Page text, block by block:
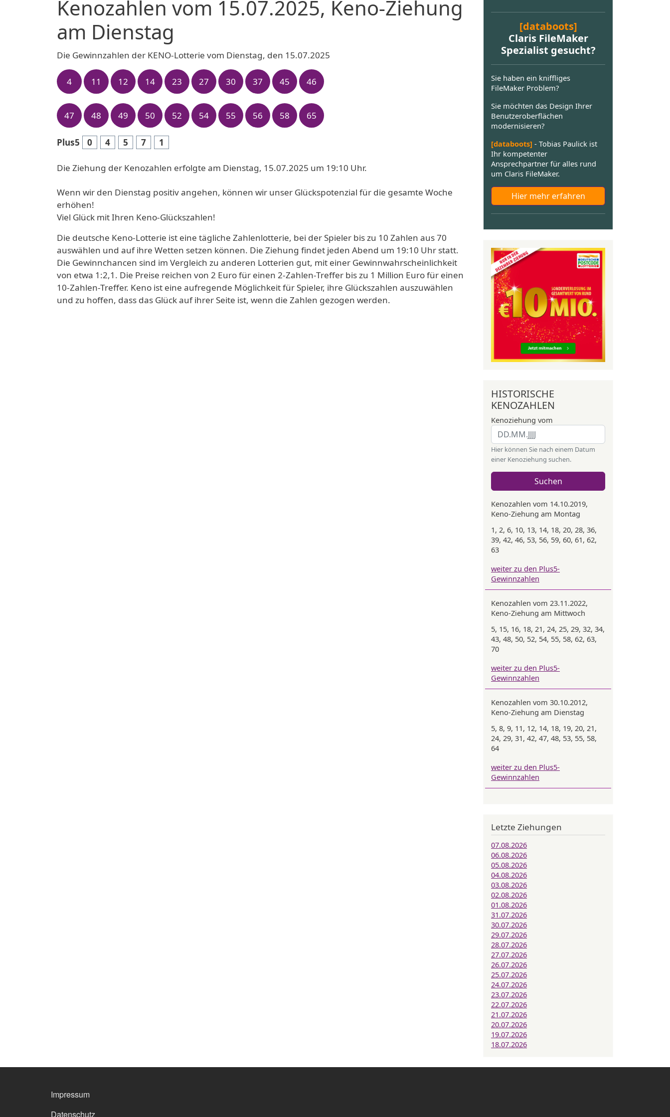
Kenozahlen vom 15.07.2025, Keno-Ziehung
am Dienstag
Die Gewinnzahlen der KENO-Lotterie vom Dienstag, den 15.07.2025
4 11 12 14 23 27 30 37 45 46
47 48 49 50 52 54 55 56 58 65
Plus5 0 4 5 7 1
Die Ziehung der Kenozahlen erfolgte am Dienstag, 15.07.2025 um 19:10 Uhr.
Wenn wir den Dienstag positiv angehen, können wir unser Glückspotenzial für die gesamte Woche
erhöhen!
Viel Glück mit Ihren Keno-Glückszahlen!
Die deutsche Keno-Lotterie ist eine tägliche Zahlenlotterie, bei der Spieler bis zu 10 Zahlen aus 70
auswählen und auf ihre Wetten setzen können. Die Ziehung findet jeden Abend um 19:10 Uhr statt.
Die Gewinnchancen sind im Vergleich zu anderen Lotterien gut, mit einer Gewinnwahrscheinlichkeit
von etwa 1:2,1. Die Preise reichen von 2 Euro für einen 2-Zahlen-Treffer bis zu 1 Million Euro für einen
10-Zahlen-Treffer. Keno ist eine aufregende Möglichkeit für Spieler, ihre Glückszahlen auszuwählen
und zu hoffen, dass das Glück auf ihrer Seite ist, wenn die Zahlen gezogen werden.
[databoots]
Claris FileMaker
Spezialist gesucht?
Sie haben ein kniffliges
FileMaker Problem?
Sie möchten das Design Ihrer
Benutzeroberflächen
modernisieren?
[databoots] - Tobias Paulick ist
Ihr kompetenter
Ansprechpartner für alles rund
um Claris FileMaker.
Hier mehr erfahren
HISTORISCHE
KENOZAHLEN
Kenoziehung vom
Hier können Sie nach einem Datum
einer Kenoziehung suchen.
Suchen
Kenozahlen vom 14.10.2019,
Keno-Ziehung am Montag
1, 2, 6, 10, 13, 14, 18, 20, 28, 36,
39, 42, 46, 53, 56, 59, 60, 61, 62,
63
weiter zu den Plus5-
Gewinnzahlen
Kenozahlen vom 23.11.2022,
Keno-Ziehung am Mittwoch
5, 15, 16, 18, 21, 24, 25, 29, 32, 34,
43, 48, 50, 52, 54, 55, 58, 62, 63,
70
weiter zu den Plus5-
Gewinnzahlen
Kenozahlen vom 30.10.2012,
Keno-Ziehung am Dienstag
5, 8, 9, 11, 12, 14, 18, 19, 20, 21,
24, 29, 31, 42, 47, 48, 53, 55, 58,
64
weiter zu den Plus5-
Gewinnzahlen
Letzte Ziehungen
07.08.2026
06.08.2026
05.08.2026
04.08.2026
03.08.2026
02.08.2026
01.08.2026
31.07.2026
30.07.2026
29.07.2026
28.07.2026
27.07.2026
26.07.2026
25.07.2026
24.07.2026
23.07.2026
22.07.2026
21.07.2026
20.07.2026
19.07.2026
18.07.2026
Impressum
Datenschutz